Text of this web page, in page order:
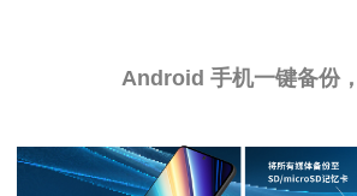
Android 手机一键备份